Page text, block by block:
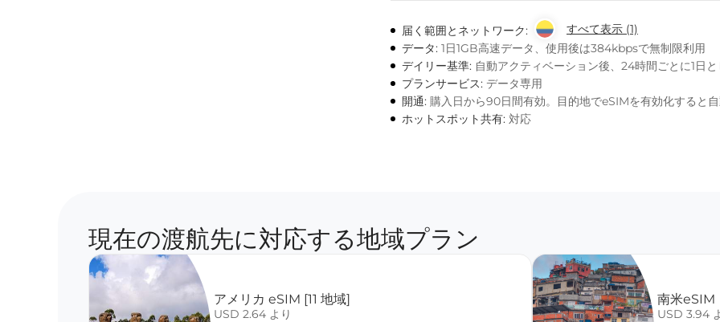
届く範囲とネットワーク:
すべて表示 (1)
データ: 1日1GB高速データ、使用後は384kbpsで無制限利用
デイリー基準: 自動アクティベーション後、24時間ごとに1日と
プランサービス: データ専用
開通: 購入日から90日間有効。目的地でeSIMを有効化すると自
ホットスポット共有: 対応
現在の渡航先に対応する地域プラン
アメリカ eSIM [11 地域]
USD 2.64 より
南米eSIM
USD 3.94